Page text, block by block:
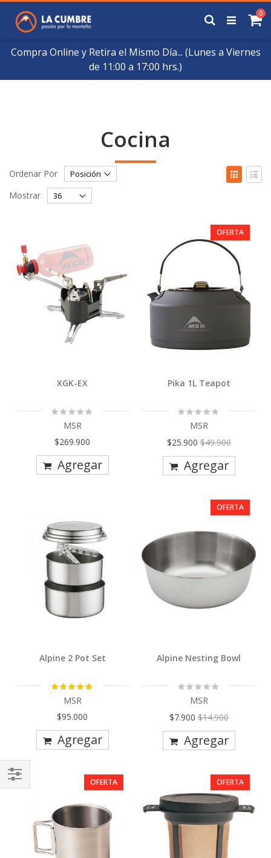
Compra Online y Retira el Mismo Día... (Lunes a Viernes
de 11:00 a 17:00 hrs.)
Contenido
0
Buscar
Cocina
Ordenar Por
Ver
como
Mostrar
XGK-EX
Rating:
0%
MSR
$269.900
Agregar
OFERTA
Pika 1L Teapot
Rating:
0%
MSR
Precio
$25.900 $49.900
Agregar
Alpine 2 Pot Set
Calificación:
100%
MSR
$95.000
Agregar
OFERTA
Alpine Nesting Bowl
Rating:
0%
MSR
Precio
$7.900 $14.900
Agregar
OFERTA OFERTA
Comprar